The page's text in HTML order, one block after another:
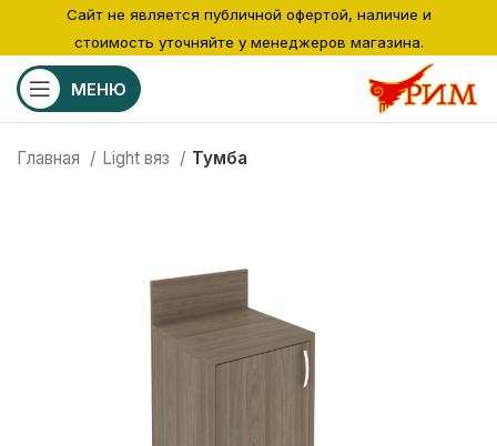
МЕНЮ
Главная Light вяз Тумба
Сайт не является публичной офертой, наличие и
стоимость уточняйте у менеджеров магазина.